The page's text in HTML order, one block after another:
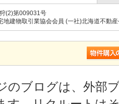
(2)第009031号
地建物取引業協会会員 (一社)北海道不動
ブログは、外部